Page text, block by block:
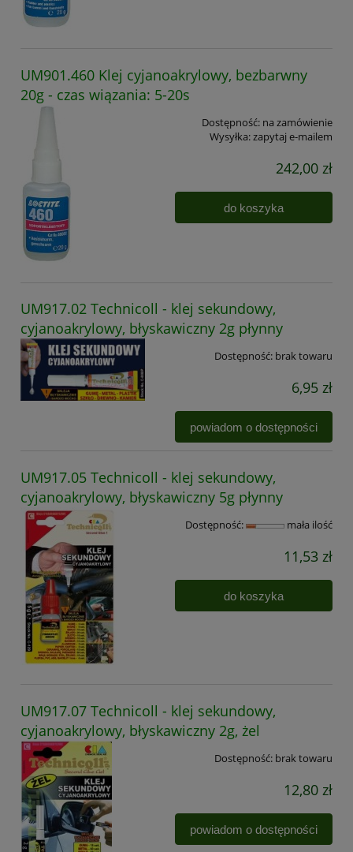
UM901.460 Klej cyjanoakrylowy, bezbarwny
20g - czas wiązania: 5-20s
Dostępność: na zamówienie
Wysyłka:zapytaj e-mailem
242,00 zł
do koszyka
UM917.02 Technicoll - klej sekundowy,
cyjanoakrylowy, błyskawiczny 2g płynny
Dostępność: brak towaru
6,95 zł
powiadom o dostępności
UM917.05 Technicoll - klej sekundowy,
cyjanoakrylowy, błyskawiczny 5g płynny
Dostępność: mała ilość
11,53 zł
do koszyka
UM917.07 Technicoll - klej sekundowy,
cyjanoakrylowy, błyskawiczny 2g, żel
Dostępność: brak towaru
12,80 zł
powiadom o dostępności